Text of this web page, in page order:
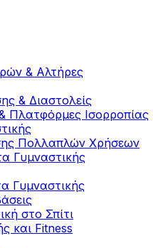
& Αλτήρες
& Διαστολείς
Πλατφόρμες Ισορροπίας
Πολλαπλών Χρήσεων
Γυμναστικής
Γυμναστικής
στο Σπίτι
και Fitness